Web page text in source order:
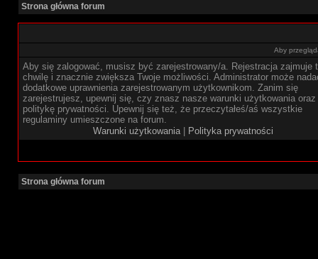
Strona główna forum
Aby
Aby się zalogować, musisz być zarejestrowany/a. Rejestracja zajmuje
chwilę i znacznie zwiększa Twoje możliwości. Administrator może
dodatkowe uprawnienia zarejestrowanym użytkownikom. Zanim się
zarejestrujesz, upewnij się, czy znasz nasze warunki użytkowania oraz
politykę prywatności. Upewnij się też, że przeczytałeś/aś wszystkie
regulaminy umieszczone na forum.
Warunki użytkowania| Polityka prywatności
Strona główna forum